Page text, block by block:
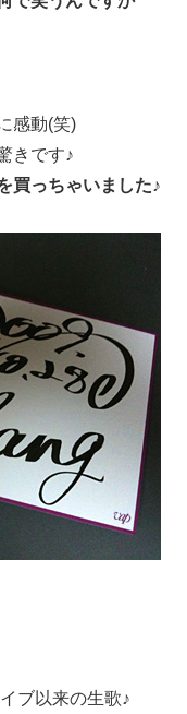
感動(笑)
きです♪
買っちゃいました♪
ブ以来の生歌♪